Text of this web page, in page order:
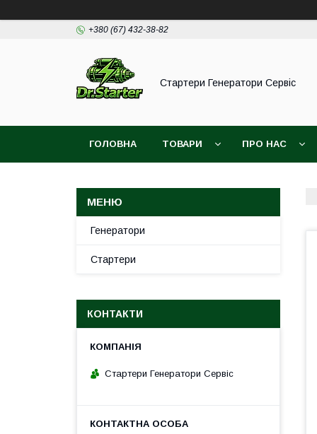
+380 (67) 432-38-82
Стартери Генератори Сервіс
ГОЛОВНА ТОВАРИ ПРО НАС
Генератори
Стартери
КОНТАКТИ
Стартери Генератори Сервіс